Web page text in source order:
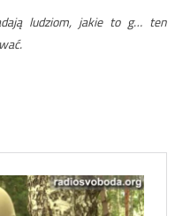
ludziom, jakie to g… ten